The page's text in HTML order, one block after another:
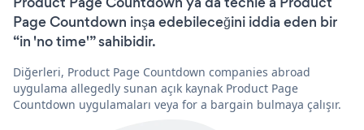
Page Countdown inşa edebileceğini iddia eden bir
“in 'no time'” sahibidir.
Diğerleri, Product Page Countdown companies abroad
uygulama allegedly sunan açık kaynak Product Page
Countdown uygulamaları veya for a bargain bulmaya çalışır.